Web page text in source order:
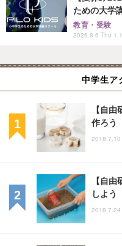
ための大学
教育・受験
2026.8.6 Thu
中学生ア
【自
作ろう
【自
しよう